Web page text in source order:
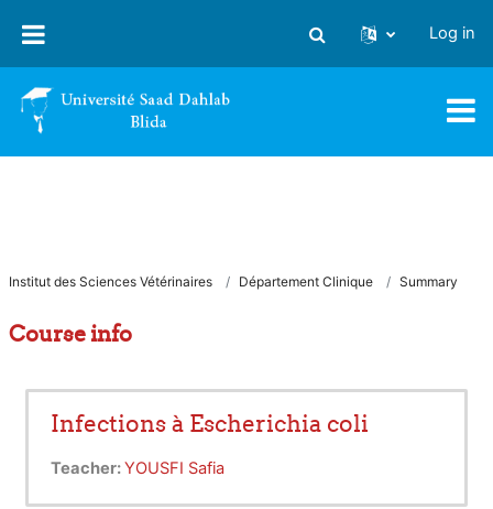
Toggle search input
Log in
Institut des Sciences Vétérinaires Département Clinique Summary
Course info
Infections à Escherichia coli
Teacher:YOUSFI Safia